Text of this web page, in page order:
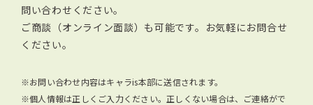
問い合わせください。
ご商談（オンライン面談）も可能です。お気軽にお問合せ
ください。
※お問い合わせ内容はキャラis本部に送信されます。
※個人情報は正しくご入力ください。正しくない場合は、ご連絡がで